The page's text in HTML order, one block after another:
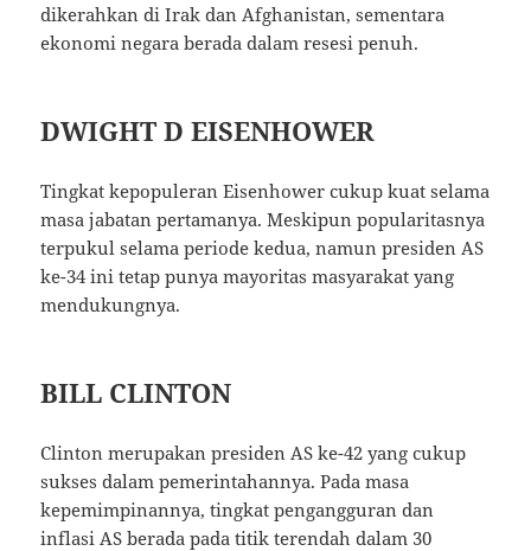
dikerahkan di Irak dan Afghanistan, sementara
ekonomi negara berada dalam resesi penuh.
DWIGHT D EISENHOWER
Tingkat kepopuleran Eisenhower cukup kuat selama
masa jabatan pertamanya. Meskipun popularitasnya
terpukul selama periode kedua, namun presiden AS
ke-34 ini tetap punya mayoritas masyarakat yang
mendukungnya.
BILL CLINTON
Clinton merupakan presiden AS ke-42 yang cukup
sukses dalam pemerintahannya. Pada masa
kepemimpinannya, tingkat pengangguran dan
inflasi AS berada pada titik terendah dalam 30